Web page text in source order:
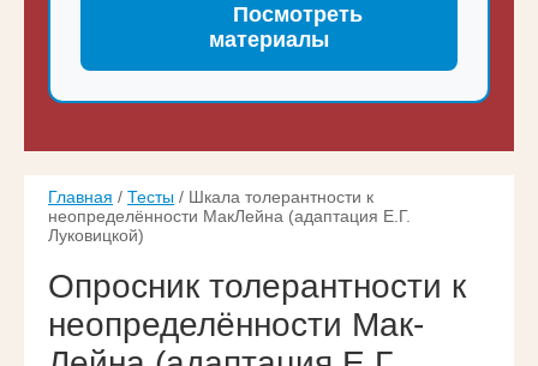
Посмотреть
материалы
Главная / Тесты / Шкала толерантности к
неопределённости Мак­Лейна (адаптация Е.Г.
Луковицкой)
Опросник толерантности к
неопределённости Мак­